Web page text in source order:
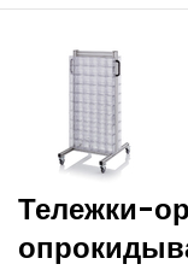
Тележки-